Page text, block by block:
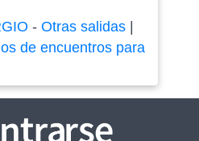
- Otras salidas|
de encuentros para